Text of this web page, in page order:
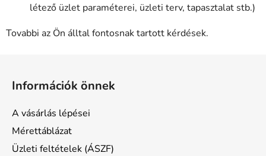
létező üzlet paraméterei, üzleti terv, tapasztalat stb.)
Tovabbi az Ön álltal fontosnak tartott kérdések.
Információk önnek
A vásárlás lépései
Mérettáblázat
Üzleti feltételek (ÁSZF)